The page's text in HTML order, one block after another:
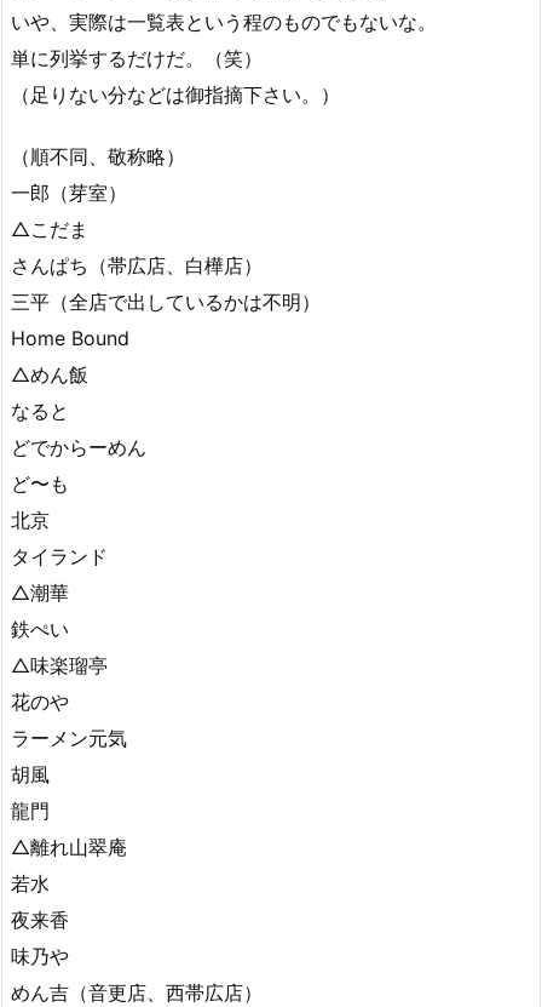
いや、実際は一覧表という程のものでもないな。
単に列挙するだけだ。（笑）
（足りない分などは御指摘下さい。）
（順不同、敬称略）
一郎（芽室）
△こだま
さんぱち（帯広店、白樺店）
三平（全店で出しているかは不明）
Home Bound
△めん飯
なると
どでからーめん
ど〜も
北京
タイランド
△潮華
鉄ぺい
△味楽瑠亭
花のや
ラーメン元気
胡風
龍門
△離れ山翠庵
若水
夜来香
味乃や
めん吉（音更店、西帯広店）